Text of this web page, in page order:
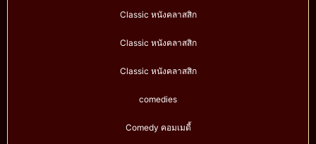
Classic หนังคลาสสิก
Classic หนังคลาสสิก
Classic หนังคลาสสิก
comedies
Comedy คอมเมดี้